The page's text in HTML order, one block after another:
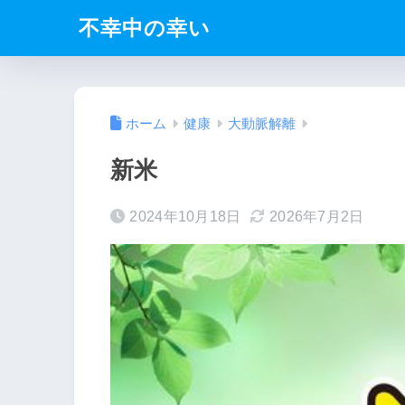
不幸中の幸い
ホーム 健康 大動脈解離
新米
2024年10月18日 2026年7月2日